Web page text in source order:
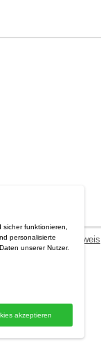
::Versandkostenhinweis
sicher funktionieren,
personalisierte
unserer Nutzer.
akzeptieren